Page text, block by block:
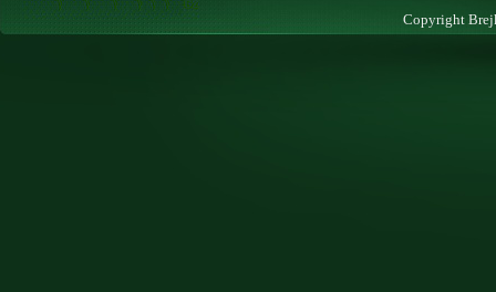
Copyright